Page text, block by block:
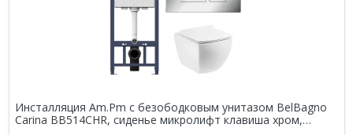
Инсталляция Am.Pm с безободковым унитазом BelBagno
Carina BB514CHR, сиденье микролифт клавиша хром,